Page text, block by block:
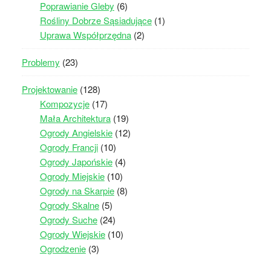
Poprawianie Gleby (6)
Rośliny Dobrze Sąsiadujące(1)
Uprawa Współprzędna(2)
Problemy (23)
Projektowanie(128)
Kompozycje(17)
Mała Architektura(19)
Ogrody Angielskie(12)
Ogrody Francji(10)
Ogrody Japońskie(4)
Ogrody Miejskie(10)
Ogrody na Skarpie(8)
Ogrody Skalne(5)
Ogrody Suche(24)
Ogrody Wiejskie(10)
Ogrodzenie(3)